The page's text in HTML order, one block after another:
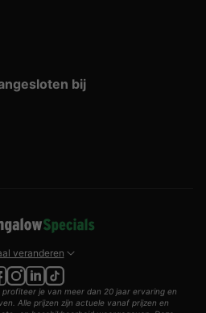
bij
veranderen
je van meer dan 20 jaar ervaring en
Alle prijzen zijn actuele vanaf prijzen en